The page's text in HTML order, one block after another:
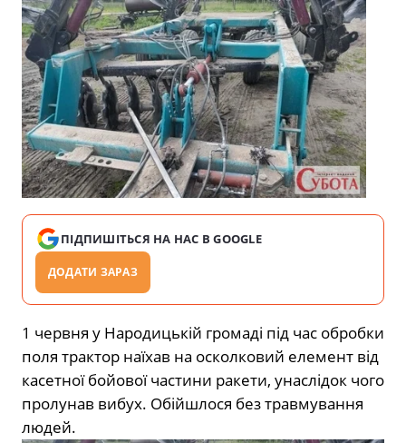
ПІДПИШІТЬСЯ НА НАС В GOOGLE
ДОДАТИ ЗАРАЗ
1 червня у Народицькій громаді під час обробки
поля трактор наїхав на осколковий елемент від
касетної бойової частини ракети, унаслідок чого
пролунав вибух. Обійшлося без травмування
людей.